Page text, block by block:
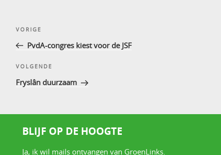
Vorig
bericht
VORIGE
PvdA-congres kiest voor de JSF
Volgend
bericht
VOLGENDE
Fryslân duurzaam
BLIJF OP DE HOOGTE
Ja, ik wil mails ontvangen van GroenLinks.